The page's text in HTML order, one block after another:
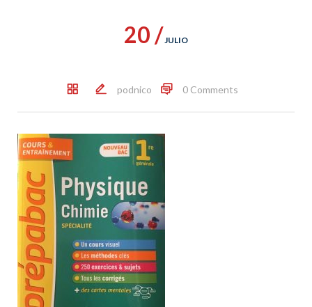
20 /JULIO
podnico 0 Comments